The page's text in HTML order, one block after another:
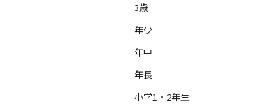
3歳
年少
年中
年長
小学1・2年生